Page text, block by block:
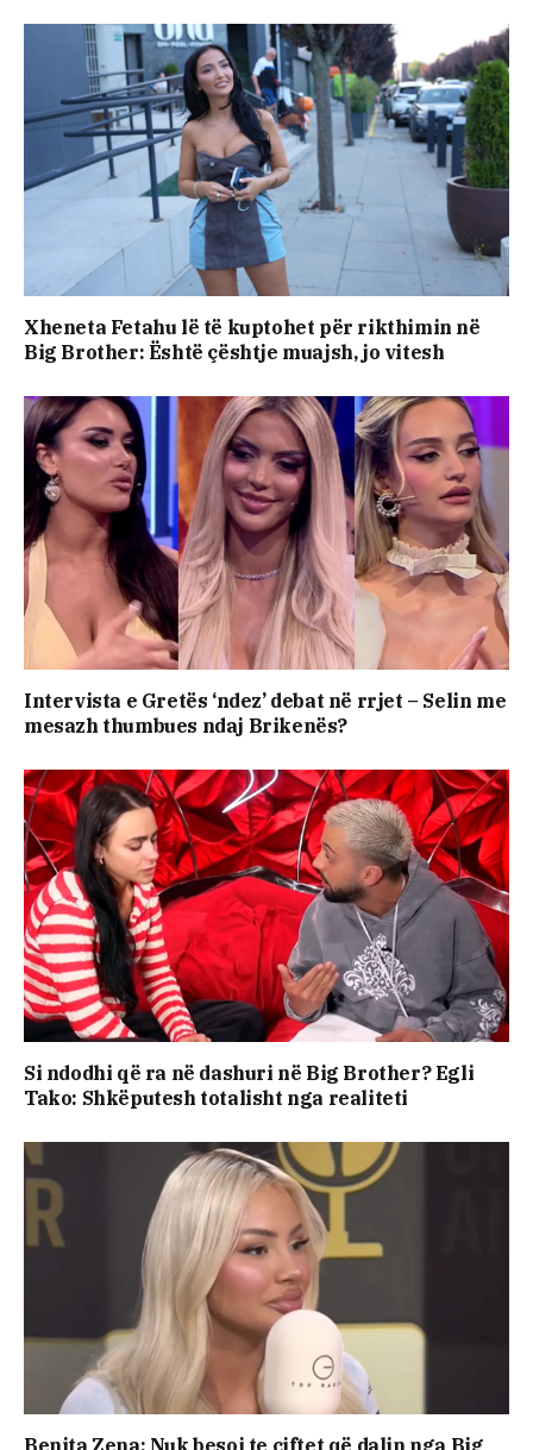
Xheneta Fetahu lë të kuptohet për rikthimin në
Big Brother: Është çështje muajsh, jo vitesh
Intervista e Gretës ‘ndez’ debat në rrjet – Selin me
mesazh thumbues ndaj Brikenës?
Si ndodhi që ra në dashuri në Big Brother? Egli
Tako: Shkëputesh totalisht nga realiteti